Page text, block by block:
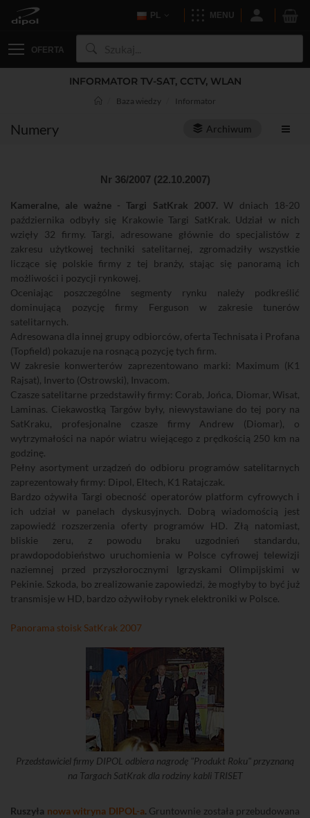
PL MENU
OFERTA
INFORMATOR TV-SAT, CCTV, WLAN
Baza wiedzy Informator
Numery Archiwum
Nr 36/2007 (22.10.2007)
Kameralne, ale ważne - Targi SatKrak 2007. W dniach 18-20
października odbyły się Krakowie Targi SatKrak. Udział w nich
wzięły 32 firmy. Targi, adresowane głównie do specjalistów z
zakresu użytkowej techniki satelitarnej, zgromadziły wszystkie
liczące się polskie firmy z tej branży, stając się panoramą ich
możliwości i pozycji rynkowej.
Oceniając poszczególne segmenty rynku należy podkreślić
dominującą pozycję firmy Ferguson w zakresie tunerów
satelitarnych.
Adresowana dla innej grupy odbiorców, oferta Technisata i Profana
(Topfield) pokazuje na rosnącą pozycję tych firm.
W zakresie konwerterów zaprezentowano marki: Maximum (K1
Rajsat), Inverto (Ostrowski), Invacom.
Czasze satelitarne przedstawiły firmy: Corab, Jońca, Diomar, Wisat,
Laminas. Ciekawostką Targów były, niewystawiane do tej pory na
SatKraku, profesjonalne czasze firmy Andrew (Diomar), o
wytrzymałości na napór wiatru wiejącego z prędkością 250 km na
godzinę.
Pełny asortyment urządzeń do odbioru programów satelitarnych
zaprezentowały firmy: Dipol, Eltech, K1 Ratajczak.
Bardzo ożywiła Targi obecność operatorów platform cyfrowych i
ich udział w panelach dyskusyjnych. Dobrą wiadomością jest
zapowiedź rozszerzenia oferty programów HD. Złą natomiast,
bliskie zeru, z powodu braku uzgodnień standardu,
prawdopodobieństwo uruchomienia w Polsce cyfrowej telewizji
naziemnej przed przyszłorocznymi Igrzyskami Olimpijskimi w
Pekinie. Szkoda, bo zrealizowanie zapowiedzi, że mogłyby to być już
transmisje w HD, bardzo ożywiłoby rynek elektroniki w Polsce.
Panorama stoisk SatKrak 2007
Przedstawiciel firmy DIPOL odbiera nagrodę "Produkt Roku" przyznaną
na Targach SatKrak dla rodziny kabli TRISET
Ruszyła nowa witryna DIPOL-a. Gruntownie została przebudowana